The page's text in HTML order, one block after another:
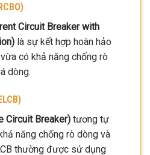
Circuit Breaker with
là sự kết hợp hoàn hảo
có khả năng chống rò
dòng.
Circuit Breaker) tương tự
năng chống rò dòng và
thường được sử dụng